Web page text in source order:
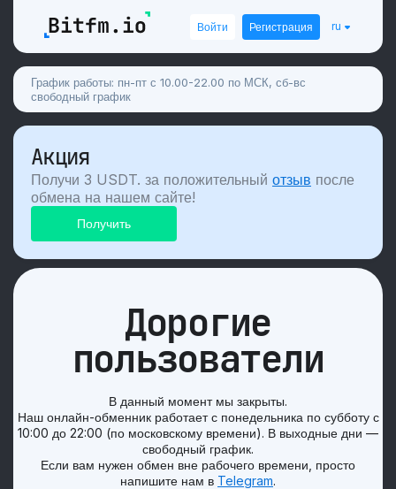
Войти Регистрация ru
График работы: пн-пт с 10.00-22.00 по МСК, сб-вс
свободный график
Акция
Получи 3 USDT. за положительный отзыв после
обмена на нашем сайте!
Дорогие
пользователи
В данный момент мы закрыты.
Наш онлайн-обменник работает с понедельника по субботу с
10:00 до 22:00 (по московскому времени). В выходные дни —
свободный график.
Если вам нужен обмен вне рабочего времени, просто
напишите нам в Telegram.